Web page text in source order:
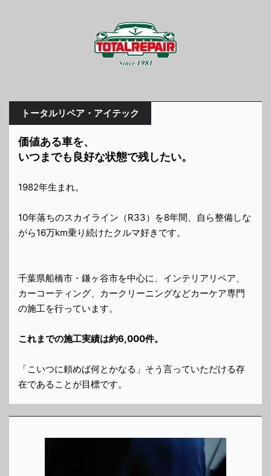
トータルリペア・アイテック
価値ある車を、
いつまでも良好な状態で残したい。
1982年生まれ。
10年落ちのスカイライン（R33）を8年間、自ら整備しな
がら16万km乗り続けたクルマ好きです。
千葉県船橋市・鎌ヶ谷市を中心に、インテリアリペア、
カーコーティング、カークリーニングなどカーケア専門
の施工を行っています。
これまでの施工実績は約6,000件。
「こいつに頼めば何とかなる」そう言っていただける存
在であることが目標です。